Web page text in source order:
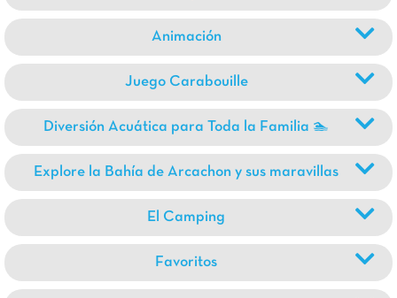
Animación
Juego Carabouille
Diversión Acuática para Toda la Familia 🏊
Explore la Bahía de Arcachon y sus maravillas
El Camping
Favoritos